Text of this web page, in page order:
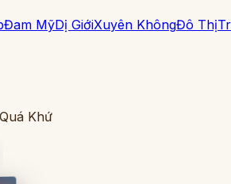
Đam MỹDị GiớiXuyên KhôngĐô Thị
Khứ